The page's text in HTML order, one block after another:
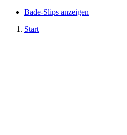
Bade-Slips anzeigen
Start